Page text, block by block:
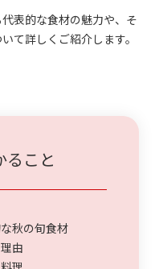
表的な食材の魅力や、そ
て詳しくご紹介します。
ること
秋の旬食材
由